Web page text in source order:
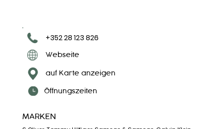
+352 28 123 826
Webseite
auf Karte anzeigen
Öffnungszeiten
MARKEN